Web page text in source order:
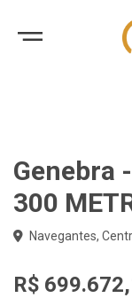
Genebra
300
Navegantes,
R$